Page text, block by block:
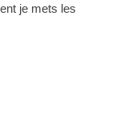
je mets les